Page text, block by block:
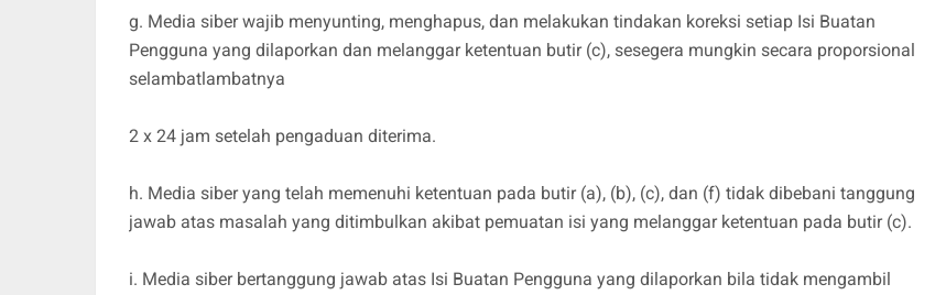
g. Media siber wajib menyunting, menghapus, dan melakukan tindakan koreksi setiap Isi Buatan
Pengguna yang dilaporkan dan melanggar ketentuan butir (c), sesegera mungkin secara proporsional
selambatlambatnya
2 x 24 jam setelah pengaduan diterima.
h. Media siber yang telah memenuhi ketentuan pada butir (a), (b), (c), dan (f) tidak dibebani tanggung
jawab atas masalah yang ditimbulkan akibat pemuatan isi yang melanggar ketentuan pada butir (c).
i. Media siber bertanggung jawab atas Isi Buatan Pengguna yang dilaporkan bila tidak mengambil